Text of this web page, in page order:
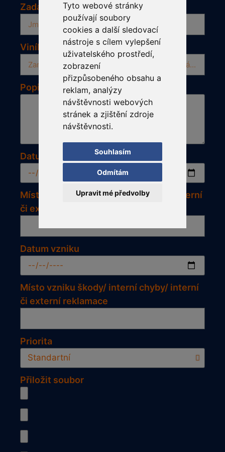
Tyto webové stránky
používají soubory
cookies a další sledovací
nástroje s cílem vylepšení
uživatelského prostředí,
zobrazení
přizpůsobeného obsahu a
reklam, analýzy
návštěvnosti webových
stránek a zjištění zdroje
návštěvnosti.
Souhlasím
Odmítám
Upravit mé předvolby
Zadavatel
Viník
Popis události
Datum zjištění
Místo zjištění škody/ interní chyby/ interní
či externí reklamace
Datum vzniku
Místo vzniku škody/ interní chyby/ interní
či externí reklamace
Priorita
Přiložit soubor